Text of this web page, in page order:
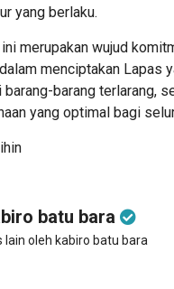
yang berlaku.
merupakan wujud
menciptakan Lapas
barang terlarang,
yang optimal bagi
batu bara
lain oleh kabiro batu bara